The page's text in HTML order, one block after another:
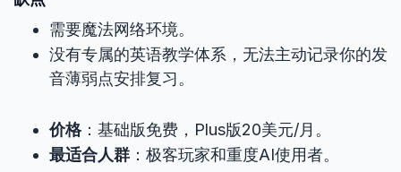
需要魔法网络环境。
没有专属的英语教学体系，无法主动记录你的发
音薄弱点安排复习。
价格：基础版免费，Plus版20美元/月。
最适合人群 ：极客玩家和重度AI使用者。